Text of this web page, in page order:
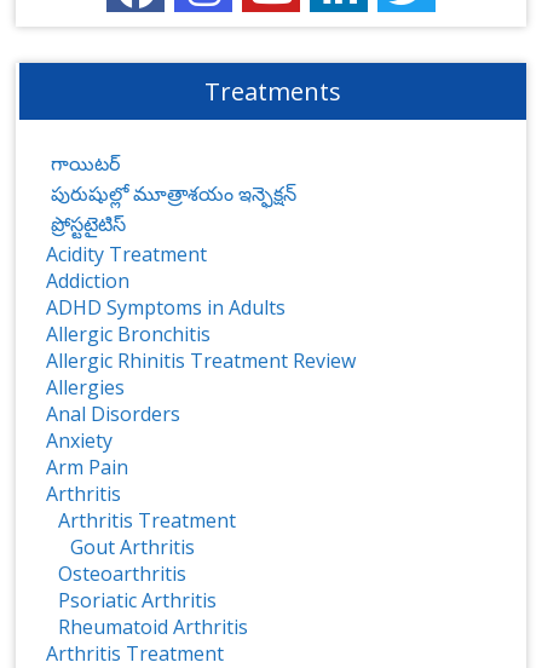
Treatments
గాయిటర్
పురుషుల్లో మూత్రాశయం ఇన్ఫెక్షన్
ప్రోస్టటైటిస్‌
Acidity Treatment
Addiction
ADHD Symptoms in Adults
Allergic Bronchitis
Allergic Rhinitis Treatment Review
Allergies
Anal Disorders
Anxiety
Arm Pain
Arthritis
Arthritis Treatment
Gout Arthritis
Osteoarthritis
Psoriatic Arthritis
Rheumatoid Arthritis
Arthritis Treatment